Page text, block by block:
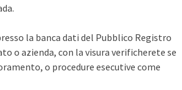
la banca dati del Pubblico Registro
o azienda, con la visura verificherete se
o procedure esecutive come